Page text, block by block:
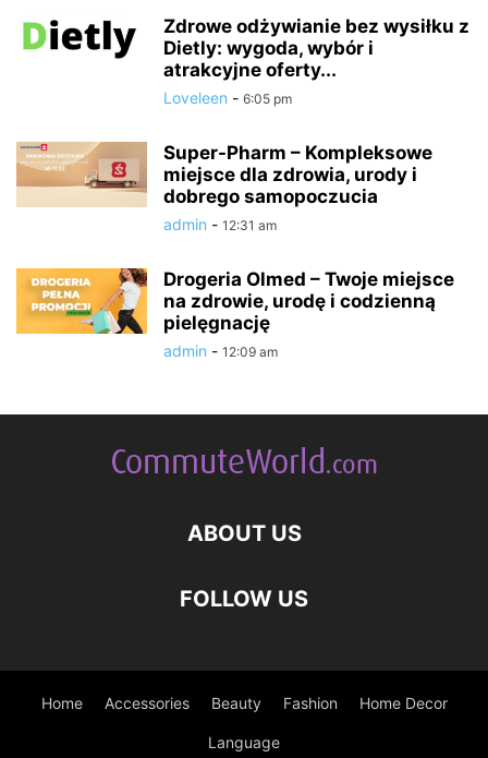
Zdrowe odżywianie bez wysiłku z
Dietly: wygoda, wybór i
atrakcyjne oferty...
Loveleen - 6:05 pm
Super-Pharm – Kompleksowe
miejsce dla zdrowia, urody i
dobrego samopoczucia
admin - 12:31 am
Drogeria Olmed – Twoje miejsce
na zdrowie, urodę i codzienną
pielęgnację
admin - 12:09 am
ABOUT US
FOLLOW US
Home Accessories Beauty Fashion Home Decor
Language